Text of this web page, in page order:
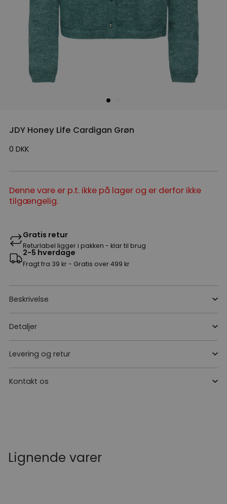
JDY Honey Life Cardigan Grøn
0 DKK
Denne vare er p.t. ikke på lager og er derfor ikke
tilgængelig.
Gratis retur
Returlabel ligger i pakken - klar til brug
2-5 hverdage
Fragt fra 39 kr - Gratis over 499 kr
Beskrivelse
Detaljer
Levering og retur
Kontakt os
Lignende varer